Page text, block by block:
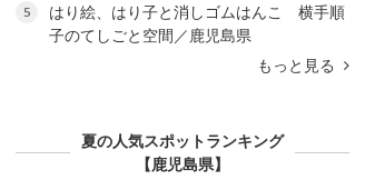
5
はり絵、はり子と消しゴムはんこ 横手順
子のてしごと空間／鹿児島県
もっと見る
夏の人気スポットランキング
【鹿児島県】